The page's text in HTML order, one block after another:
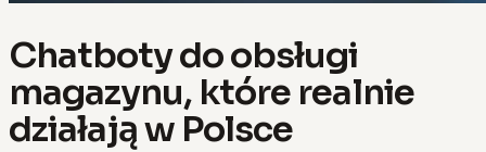
Chatboty do obsługi
magazynu, które realnie
działają w Polsce